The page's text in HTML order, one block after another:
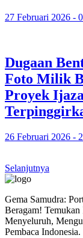
27 Februari 2026 -
Dugaan
Foto Milik
Proyek
26 Februari 2026 -
Selanjutnya
Gema Samudra:
Beragam!
Menyeluruh,
Pembaca Indonesia.